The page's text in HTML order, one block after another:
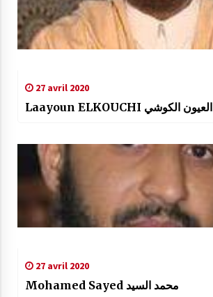
27 avril 2020
Laayoun ELKOUCHI العيون الكوشي
27 avril 2020
Mohamed Sayed محمد السيد